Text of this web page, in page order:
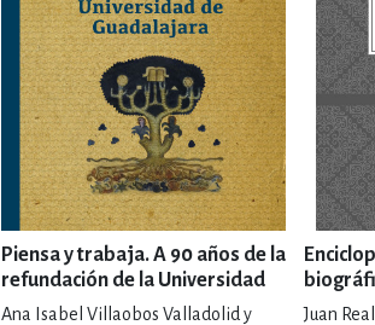
Piensa y trabaja. A 90 años de la
refundación de la Universidad
de Guadalajara
Ana Isabel Villaobos Valladolid y
Juan